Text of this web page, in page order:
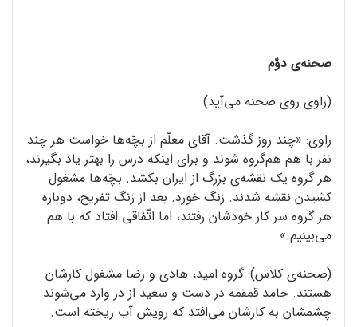
صحنه‌ی دوّم
(راوی روی صحنه می‌آید)
راوی: «چند روز گذشت. آقای معلّم از بچّه‌ها خواست هر چند
نفر با هم هم‌گروه شوند و برای اینکه درس را بهتر یاد بگیرند،
هر گروه یک نقشه‌ی بزرگ از ایران بکشد. بچّه‌ها مشغول
کشیدن نقشه شدند. زنگ خورد. بعد از زنگ تفریح، دوباره
هر گروه سر کار خودشان رفتند، اما اتّفاقی افتاد که با هم
می‌بینیم.»
(صحنه‌ی کلاس): گروه امید، هادی و رضا مشغول کارشان
هستند. حامد قمقمه در دست و سعید از در وارد می‌شوند.
چشمشان به کارشان می‌افتد که رویش آب ریخته است.